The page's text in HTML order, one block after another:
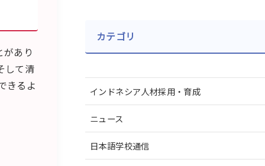
あり
して清
きるよ
カテゴリ
インドネシア人材採用・育成
ニュース
日本語学校通信